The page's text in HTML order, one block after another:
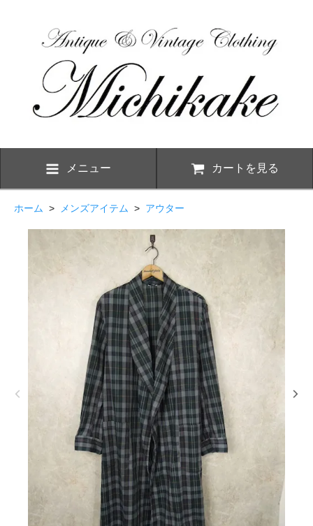
メニュー カートを見る
ホーム > メンズアイテム > アウター